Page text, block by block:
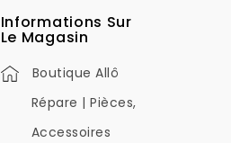
Informations Sur
Le Magasin
Boutique Allô
Répare | Pièces,
Accessoires